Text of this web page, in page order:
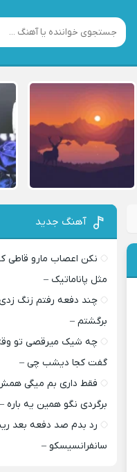
آهنگ جدید
نکن اعصاب مارو قاطی
مثل پاناماتیک –
چند دفعه رفتم زنگ
برگشتم –
چه شیک میرقصی تو
گفت کجا دیشب چی –
فقط داری بم میگی
برگردی نگو همین یه باره –
رد بدم صد دفعه بعد
سانفرانسیسکو –